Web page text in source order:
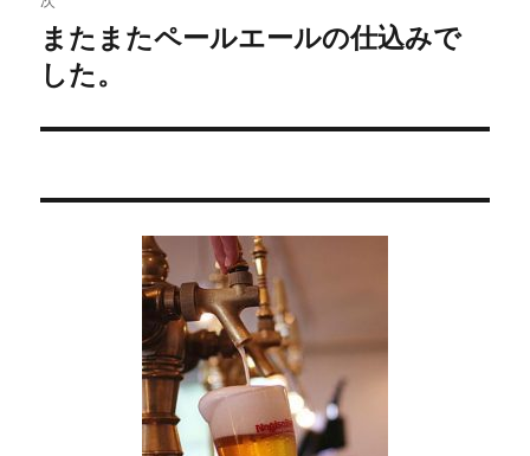
ー
シ
ン
次
の
稿:
またまたペールエールの仕込みで
した。